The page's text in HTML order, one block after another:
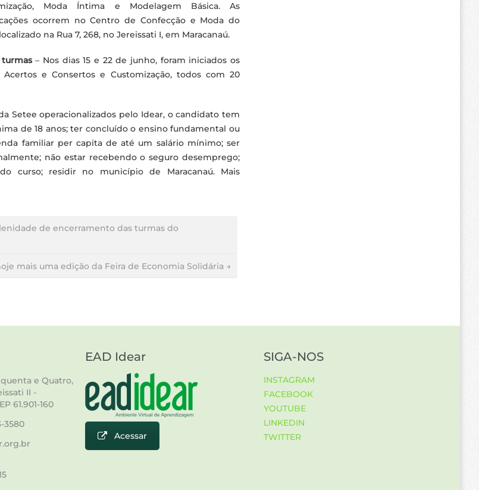
Moda Íntima e Modelagem Básica. As
ocorrem no Centro de Confecção e Moda do
na Rua 7, 268, no Jereissati I, em Maracanaú.
turmas– Nos dias 15 e 22 de junho, foram iniciados os
e Consertos e Customização, todos com 20
Setee operacionalizados pelo Idear, o candidato tem
de 18 anos; ter concluído o ensino fundamental ou
familiar per capita de até um salário mínimo; ser
não estar recebendo o seguro desemprego;
curso; residir no município de Maracanaú. Mais
de encerramento das turmas do
mais uma edição da Feira de Economia Solidária →
e Quatro,
II -
61.901-160
3580
EAD Idear
Acessar
SIGA-NOS
INSTAGRAM
FACEBOOK
YOUTUBE
LINKEDIN
TWITTER